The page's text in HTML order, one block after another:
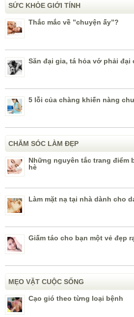
SỨC KHỎE GIỚI TÍNH
Thắc mắc về ”chuyện ấy”?
Săn đại gia, tá hỏa vớ phải đại
5 lỗi của chàng khiến nàng
CHĂM SÓC LÀM ĐẸP
Những nguyên tắc trang điểm
hè
Làm mặt nạ tại nhà dành cho
Giấm táo cho bạn một vẻ đẹp
MẸO VẶT CUỘC SỐNG
Cạo gió theo từng loại bệnh